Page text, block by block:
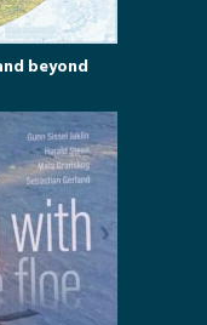
beyond